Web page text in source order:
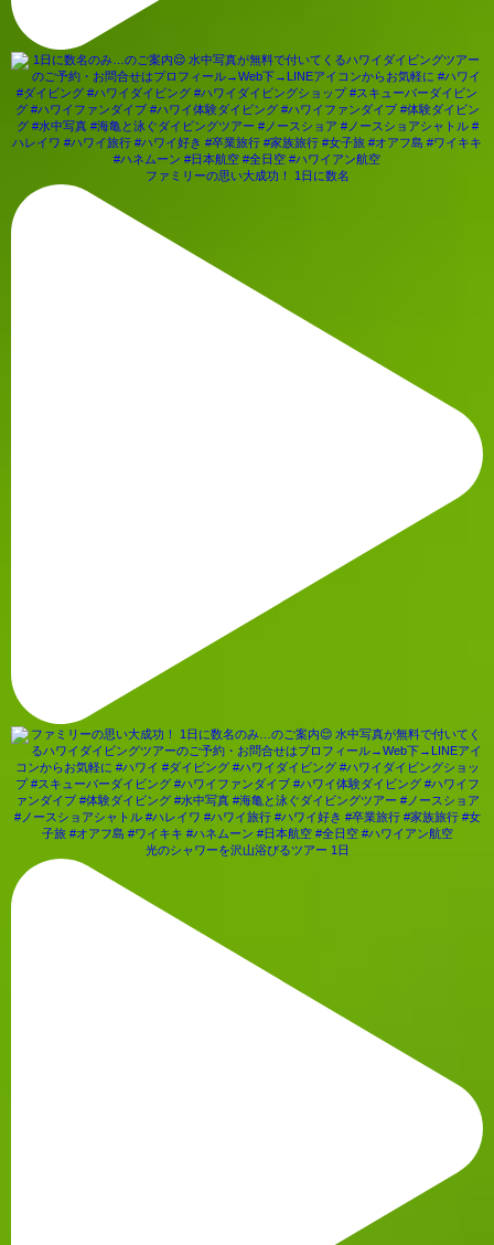
ファミリーの思い大成功！ 1日に数名
光のシャワーを沢山浴びるツアー 1日